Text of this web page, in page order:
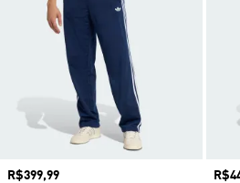
Preço
R$399,99